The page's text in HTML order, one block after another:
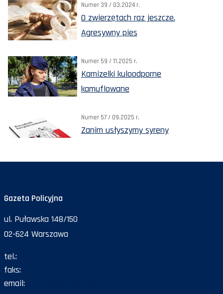
Numer 39 / 03.2024 r.
O zwierzętach raz jeszcze.
Agresywny pies
Numer 59 / 11.2025 r.
Kamizelki kuloodporne
kamuflowane
Numer 57 / 09.2025 r.
Zanim usłyszymy syreny
Gazeta Policyjna
ul. Puławska 148/150
02-624 Warszawa
tel.:
faks:
email: